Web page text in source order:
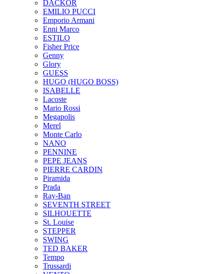
DACKOR
EMILIO PUCCI
Emporio Armani
Enni Marco
ESTILO
Fisher Price
Genny
Glory
GUESS
HUGO (HUGO BOSS)
ISABELLE
Lacoste
Mario Rossi
Megapolis
Merel
Monte Carlo
NANO
PENNINE
PEPE JEANS
PIERRE CARDIN
Piramida
Prada
Ray-Ban
SEVENTH STREET
SILHOUETTE
St. Louise
STEPPER
SWING
TED BAKER
Tempo
Trussardi